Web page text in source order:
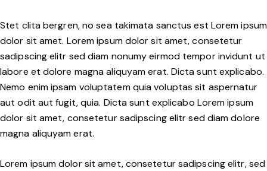
Stet clita bergren, no sea takimata sanctus est Lorem ipsum
dolor sit amet. Lorem ipsum dolor sit amet, consetetur
sadipscing elitr sed diam nonumy eirmod tempor invidunt ut
labore et dolore magna aliquyam erat. Dicta sunt explicabo.
Nemo enim ipsam voluptatem quia voluptas sit aspernatur
aut odit aut fugit, quia. Dicta sunt explicabo Lorem ipsum
dolor sit amet, consetetur sadipscing elitr sed diam dolore
magna aliquyam erat.
Lorem ipsum dolor sit amet, consetetur sadipscing elitr, sed